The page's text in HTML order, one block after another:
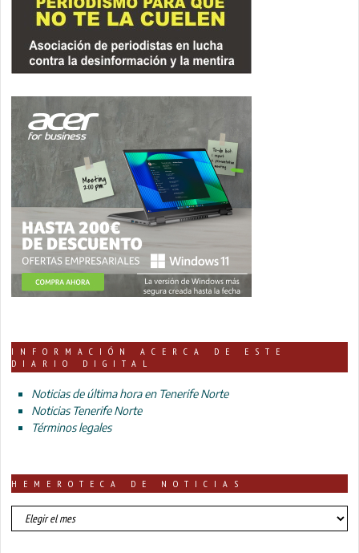
INFORMACIÓN ACERCA DE ESTE
DIARIO DIGITAL
Noticias de última hora en Tenerife Norte
Noticias Tenerife Norte
Términos legales
HEMEROTECA DE NOTICIAS
HEMEROTECA
DE